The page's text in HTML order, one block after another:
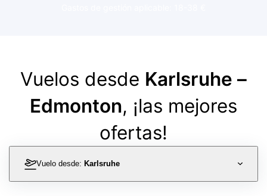
Vuelos desde Karlsruhe –
Edmonton, ¡las mejores
ofertas!
Vuelo desde: Karlsruhe